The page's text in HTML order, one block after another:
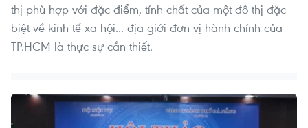
thị phù hợp với đặc điểm, tính chất của một đô thị đặc
biệt về kinh tế-xã hội... địa giới đơn vị hành chính của
TP.HCM là thực sự cần thiết.